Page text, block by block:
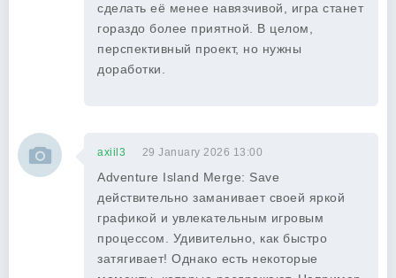
сделать её менее навязчивой, игра станет
гораздо более приятной. В целом,
перспективный проект, но нужны
доработки.
axiil3 29 January 2026 13:00
Adventure Island Merge: Save
действительно заманивает своей яркой
графикой и увлекательным игровым
процессом. Удивительно, как быстро
затягивает! Однако есть некоторые